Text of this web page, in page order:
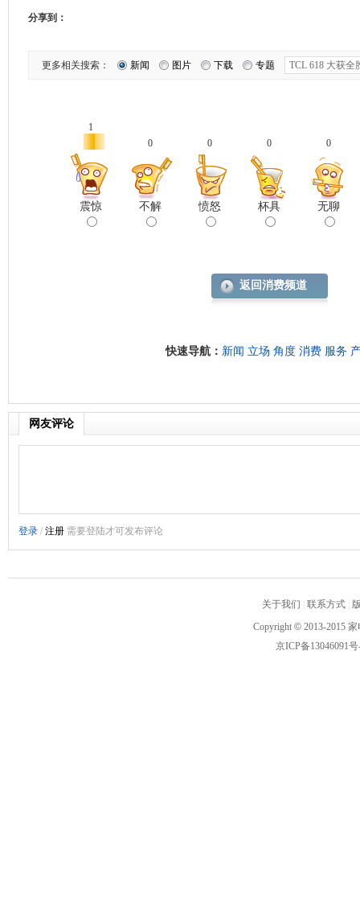
分享到：
更多相关搜索： 新闻 图片 下载 专题
1
震惊
0
不解
0
愤怒
0
杯具
0
无聊
返回消费频道
快速导航： 新闻 立场 角度 消费 服务
网友评论
关于我们 联系方式
Copyright © 2013-2015
京ICP备13046091号